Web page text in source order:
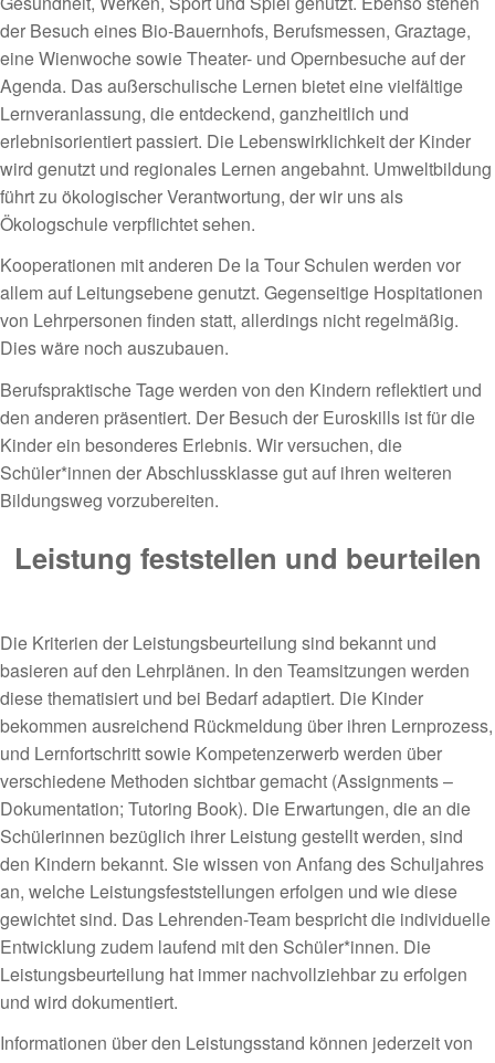
der Besuch eines Bio-Bauernhofs, Berufsmessen, Graztage,
eine Wienwoche sowie Theater- und Opernbesuche auf der
Agenda. Das außerschulische Lernen bietet eine vielfältige
Lernveranlassung, die entdeckend, ganzheitlich und
erlebnisorientiert passiert. Die Lebenswirklichkeit der Kinder
wird genutzt und regionales Lernen angebahnt. Umweltbildung
führt zu ökologischer Verantwortung, der wir uns als
Ökologschule verpflichtet sehen.
Kooperationen mit anderen De la Tour Schulen werden vor
allem auf Leitungsebene genutzt. Gegenseitige Hospitationen
von Lehrpersonen finden statt, allerdings nicht regelmäßig.
Dies wäre noch auszubauen.
Berufspraktische Tage werden von den Kindern reflektiert und
den anderen präsentiert. Der Besuch der Euroskills ist für die
Kinder ein besonderes Erlebnis. Wir versuchen, die
Schüler*innen der Abschlussklasse gut auf ihren weiteren
Bildungsweg vorzubereiten.
Leistung feststellen und beurteilen
Die Kriterien der Leistungsbeurteilung sind bekannt und
basieren auf den Lehrplänen. In den Teamsitzungen werden
diese thematisiert und bei Bedarf adaptiert. Die Kinder
bekommen ausreichend Rückmeldung über ihren Lernprozess,
und Lernfortschritt sowie Kompetenzerwerb werden über
verschiedene Methoden sichtbar gemacht (Assignments –
Dokumentation; Tutoring Book). Die Erwartungen, die an die
Schülerinnen bezüglich ihrer Leistung gestellt werden, sind
den Kindern bekannt. Sie wissen von Anfang des Schuljahres
an, welche Leistungsfeststellungen erfolgen und wie diese
gewichtet sind. Das Lehrenden-Team bespricht die individuelle
Entwicklung zudem laufend mit den Schüler*innen. Die
Leistungsbeurteilung hat immer nachvollziehbar zu erfolgen
und wird dokumentiert.
Informationen über den Leistungsstand können jederzeit von